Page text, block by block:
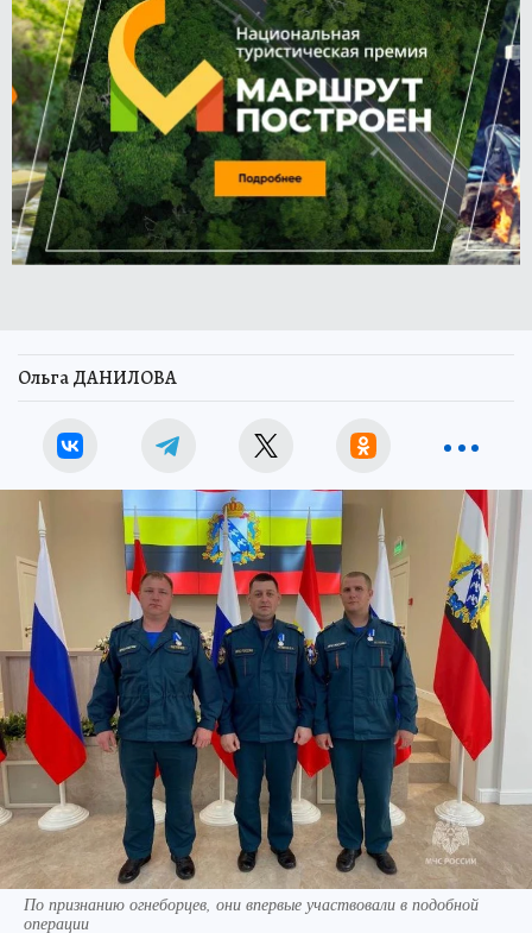
Ольга ДАНИЛОВА
По признанию огнеборцев, они впервые участвовали в подобной
операции